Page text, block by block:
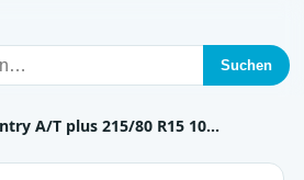
Suchen
A/T plus 215/80 R15 10…